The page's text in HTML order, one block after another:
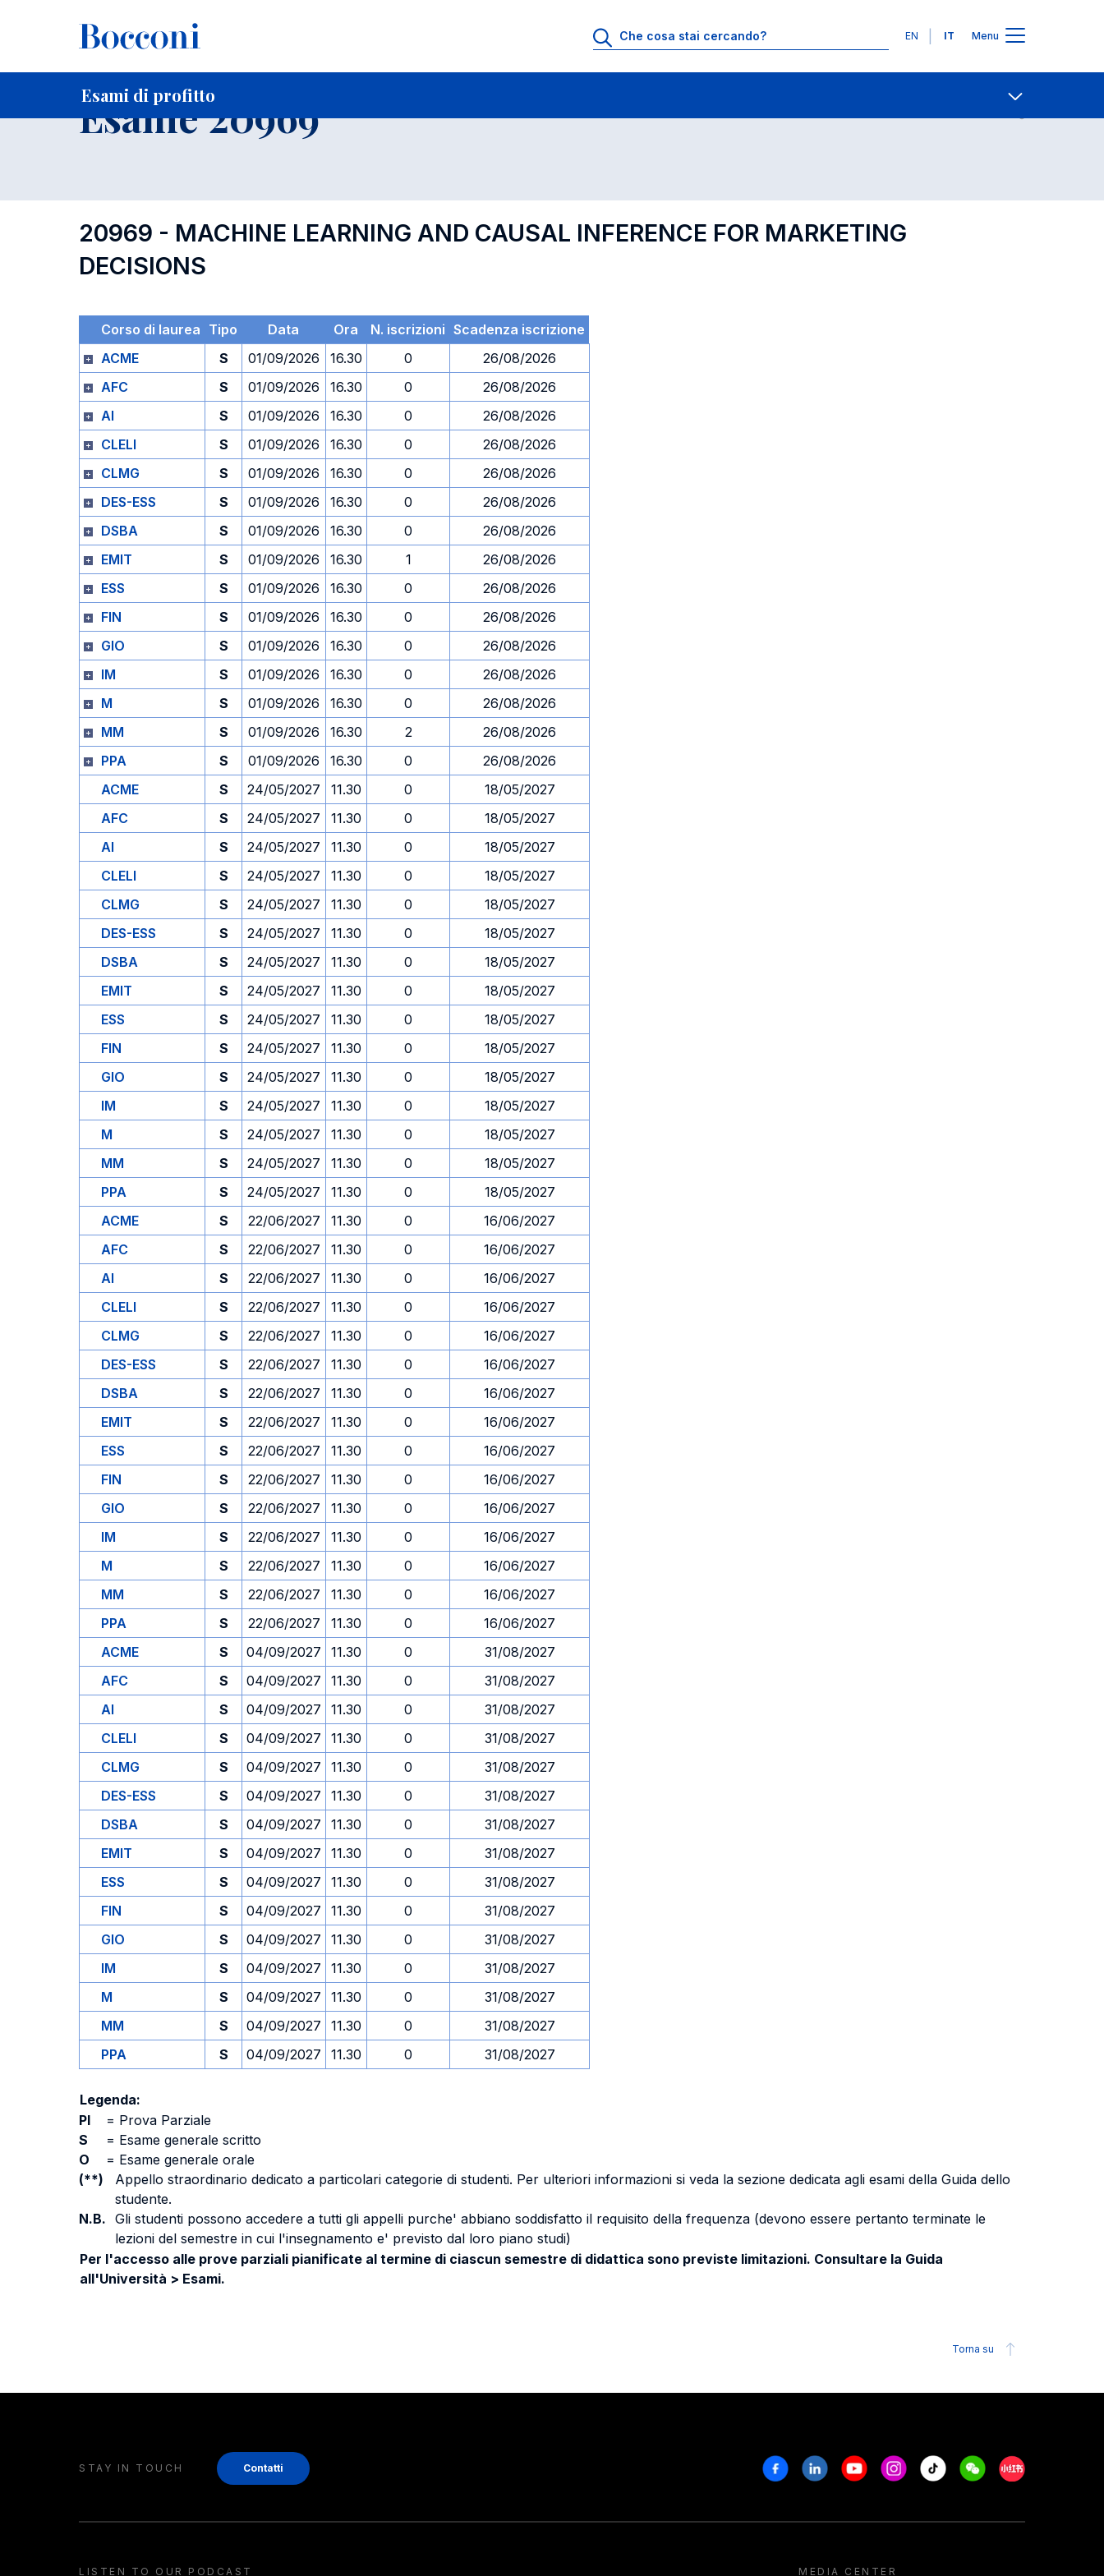
Lingue
EN IT Menu
Esami di profitto
Home Per studenti iscritti Contatti
Esame 20969
20969 - MACHINE LEARNING AND CAUSAL INFERENCE FOR MARKETING
DECISIONS
Corso di laurea Tipo Data Ora N. iscrizioni Scadenza iscrizione
ACME
S 01/09/2026 16.30 0
26/08/2026
AFC
S 01/09/2026 16.30 0
26/08/2026
AI
S 01/09/2026 16.30 0
26/08/2026
CLELI
S 01/09/2026 16.30 0
26/08/2026
CLMG
S 01/09/2026 16.30 0
26/08/2026
DES-ESS
S 01/09/2026 16.30 0
26/08/2026
DSBA
S 01/09/2026 16.30 0
26/08/2026
EMIT
S 01/09/2026 16.30 1
26/08/2026
ESS
S 01/09/2026 16.30 0
26/08/2026
FIN
S 01/09/2026 16.30 0
26/08/2026
GIO
S 01/09/2026 16.30 0
26/08/2026
IM
S 01/09/2026 16.30 0
26/08/2026
M
S 01/09/2026 16.30 0
26/08/2026
MM
S 01/09/2026 16.30 2
26/08/2026
PPA
S 01/09/2026 16.30 0
26/08/2026
ACME
S 24/05/2027 11.30 0
18/05/2027
AFC
S 24/05/2027 11.30 0
18/05/2027
AI
S 24/05/2027 11.30 0
18/05/2027
CLELI
S 24/05/2027 11.30 0
18/05/2027
CLMG
S 24/05/2027 11.30 0
18/05/2027
DES-ESS
S 24/05/2027 11.30 0
18/05/2027
DSBA
S 24/05/2027 11.30 0
18/05/2027
EMIT
S 24/05/2027 11.30 0
18/05/2027
ESS
S 24/05/2027 11.30 0
18/05/2027
FIN
S 24/05/2027 11.30 0
18/05/2027
GIO
S 24/05/2027 11.30 0
18/05/2027
IM
S 24/05/2027 11.30 0
18/05/2027
M
S 24/05/2027 11.30 0
18/05/2027
MM
S 24/05/2027 11.30 0
18/05/2027
PPA
S 24/05/2027 11.30 0
18/05/2027
ACME
S 22/06/2027 11.30 0
16/06/2027
AFC
S 22/06/2027 11.30 0
16/06/2027
AI
S 22/06/2027 11.30 0
16/06/2027
CLELI
S 22/06/2027 11.30 0
16/06/2027
CLMG
S 22/06/2027 11.30 0
16/06/2027
DES-ESS
S 22/06/2027 11.30 0
16/06/2027
DSBA
S 22/06/2027 11.30 0
16/06/2027
EMIT
S 22/06/2027 11.30 0
16/06/2027
ESS
S 22/06/2027 11.30 0
16/06/2027
FIN
S 22/06/2027 11.30 0
16/06/2027
GIO
S 22/06/2027 11.30 0
16/06/2027
IM
S 22/06/2027 11.30 0
16/06/2027
M
S 22/06/2027 11.30 0
16/06/2027
MM
S 22/06/2027 11.30 0
16/06/2027
PPA
S 22/06/2027 11.30 0
16/06/2027
ACME
S 04/09/2027 11.30 0
31/08/2027
AFC
S 04/09/2027 11.30 0
31/08/2027
AI
S 04/09/2027 11.30 0
31/08/2027
CLELI
S 04/09/2027 11.30 0
31/08/2027
CLMG
S 04/09/2027 11.30 0
31/08/2027
DES-ESS
S 04/09/2027 11.30 0
31/08/2027
DSBA
S 04/09/2027 11.30 0
31/08/2027
EMIT
S 04/09/2027 11.30 0
31/08/2027
ESS
S 04/09/2027 11.30 0
31/08/2027
FIN
S 04/09/2027 11.30 0
31/08/2027
GIO
S 04/09/2027 11.30 0
31/08/2027
IM
S 04/09/2027 11.30 0
31/08/2027
M
S 04/09/2027 11.30 0
31/08/2027
MM
S 04/09/2027 11.30 0
31/08/2027
PPA
S 04/09/2027 11.30 0 31/08/2027
Legenda:
PI
= Prova Parziale
S
= Esame generale scritto
O
= Esame generale orale
(**)
Appello straordinario dedicato a particolari categorie di studenti. Per ulteriori informazioni si veda la sezione dedicata agli esami della Guida dello
studente.
N.B. Gli studenti possono accedere a tutti gli appelli purche' abbiano soddisfatto il requisito della frequenza (devono essere pertanto terminate le
lezioni del semestre in cui l'insegnamento e' previsto dal loro piano studi)
Per l'accesso alle prove parziali pianificate al termine di ciascun semestre di didattica sono previste limitazioni. Consultare la Guida
all'Università > Esami.
Torna su
STAY IN TOUCH Contatti FacebookLinkedinYoutubeInstagram
Tiktok WeechatXiaohongshu/
LISTEN TO OUR PODCAST MEDIA CENTER